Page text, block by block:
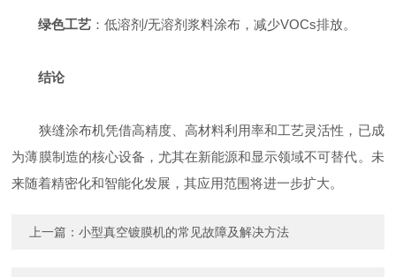
绿色工艺 ：低溶剂/无溶剂浆料涂布，减少VOCs排放。
结论
狭缝涂布机凭借高精度、高材料利用率和工艺灵活性，已成
为薄膜制造的核心设备，尤其在新能源和显示领域不可替代。未
来随着精密化和智能化发展，其应用范围将进一步扩大。
上一篇：小型真空镀膜机的常见故障及解决方法